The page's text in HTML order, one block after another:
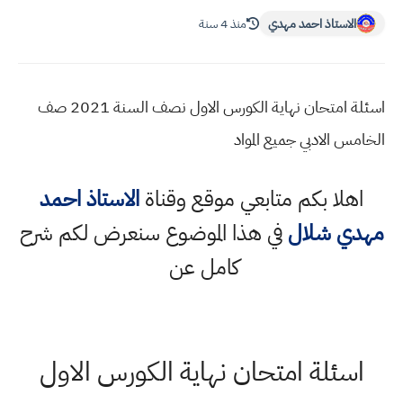
الاستاذ احمد مهدي منذ 4 سنة
اسئلة امتحان نهاية الكورس الاول نصف السنة 2021 صف
الخامس الادبي جميع المواد
اهلا بكم متابعي موقع وقناةالاستاذ احمد
مهدي شلالفي هذا الموضوع سنعرض لكم شرح
كامل عن
اسئلة امتحان نهاية الكورس الاول